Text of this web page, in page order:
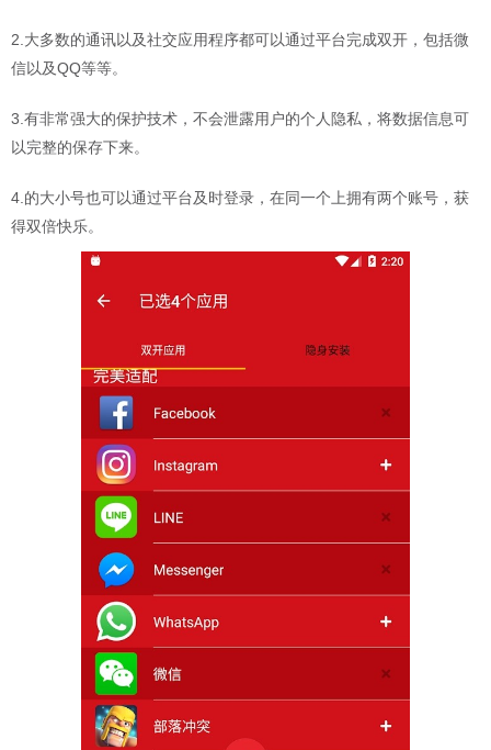
2.大多数的通讯以及社交应用程序都可以通过平台完成双开，包括微
信以及QQ等等。
3.有非常强大的保护技术，不会泄露用户的个人隐私，将数据信息可
以完整的保存下来。
4.的大小号也可以通过平台及时登录，在同一个上拥有两个账号，获
得双倍快乐。